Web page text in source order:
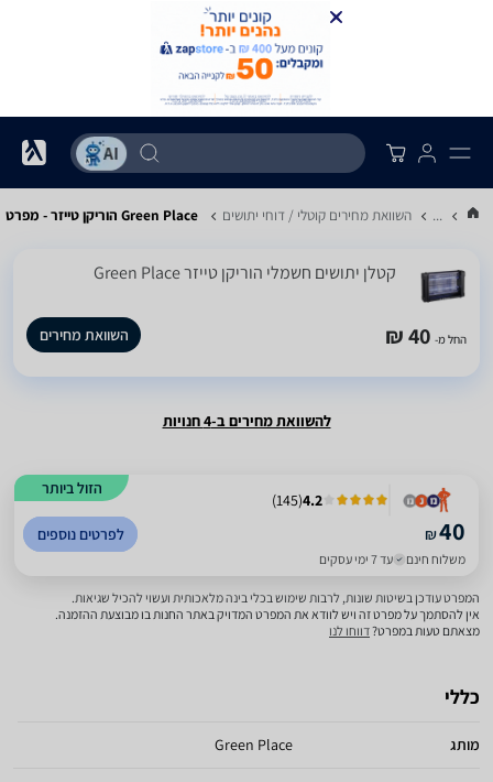
... השוואת מחירים קוטלי / דוחי יתושים Green Place הוריקן טייזר - מפרט
‏קטלן יתושים חשמלי הוריקן טייזר Green Place
החל מ- 40 ₪ השוואת מחירים
להשוואת מחירים ב-4 חנויות
הזול ביותר
4.2
(
145
)
₪40
משלוח חינם עד 7 ימי עסקים
לפרטים נוספים
המפרט עודכן בשיטות שונות, לרבות שימוש בכלי בינה מלאכותית ועשוי להכיל שגיאות.
אין להסתמך על מפרט זה ויש לוודא את המפרט המדויק באתר החנות בו מבוצעת ההזמנה.
מצאתם טעות במפרט?דווחו לנו
כללי
מותג Green Place